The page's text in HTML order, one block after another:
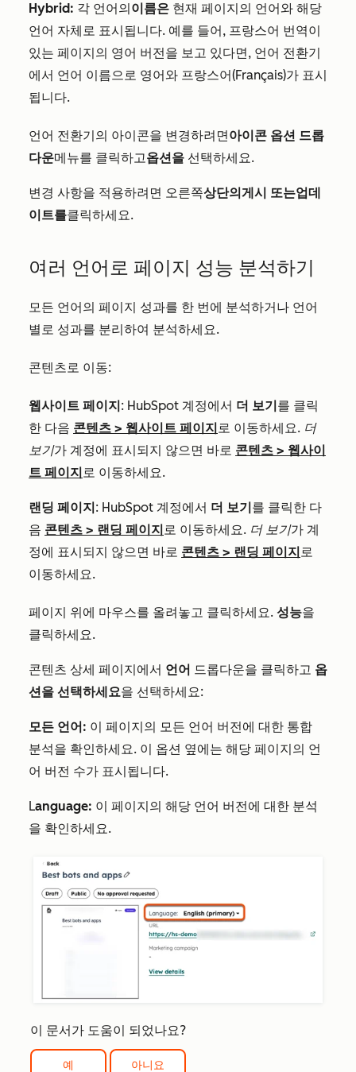
Hybrid: 각 언어의이름은 현재 페이지의 언어와 해당
언어 자체로 표시됩니다. 예를 들어, 프랑스어 번역이
있는 페이지의 영어 버전을 보고 있다면, 언어 전환기
에서 언어 이름으로 영어와 프랑스어(Français)가 표시
됩니다.
언어 전환기의 아이콘을 변경하려면아이콘 옵션 드롭
다운메뉴를 클릭하고옵션을 선택하세요.
변경 사항을 적용하려면 오른쪽상단의게시 또는업데
이트를클릭하세요.
여러 언어로 페이지 성능 분석하기
모든 언어의 페이지 성과를 한 번에 분석하거나 언어
별로 성과를 분리하여 분석하세요.
콘텐츠로 이동:
웹사이트 페이지: HubSpot 계정에서 더 보기를 클릭
한 다음 콘텐츠 > 웹사이트 페이지로 이동하세요. 더
보기가 계정에 표시되지 않으면 바로 콘텐츠 > 웹사이
트 페이지로 이동하세요.
랜딩 페이지: HubSpot 계정에서 더 보기를 클릭한 다
음 콘텐츠 > 랜딩 페이지로 이동하세요. 더 보기가 계
정에 표시되지 않으면 바로 콘텐츠 > 랜딩 페이지로
이동하세요.
페이지 위에 마우스를 올려놓고 클릭하세요. 성능을
클릭하세요.
콘텐츠 상세 페이지에서 언어 드롭다운을 클릭하고 옵
션을 선택하세요을 선택하세요:
모든 언어: 이 페이지의 모든 언어 버전에 대한 통합
분석을 확인하세요. 이 옵션 옆에는 해당 페이지의 언
어 버전 수가 표시됩니다.
Language: 이 페이지의 해당 언어 버전에 대한 분석
을 확인하세요.
이 문서가 도움이 되었나요?
예 아니요